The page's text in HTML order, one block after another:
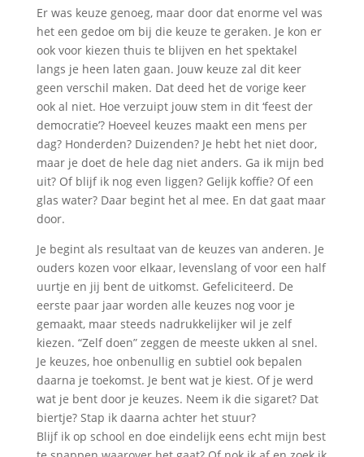
Er was keuze genoeg, maar door dat enorme vel was
het een gedoe om bij die keuze te geraken. Je kon er
ook voor kiezen thuis te blijven en het spektakel
langs je heen laten gaan. Jouw keuze zal dit keer
geen verschil maken. Dat deed het de vorige keer
ook al niet. Hoe verzuipt jouw stem in dit ‘feest der
democratie’? Hoeveel keuzes maakt een mens per
dag? Honderden? Duizenden? Je hebt het niet door,
maar je doet de hele dag niet anders. Ga ik mijn bed
uit? Of blijf ik nog even liggen? Gelijk koffie? Of een
glas water? Daar begint het al mee. En dat gaat maar
door.
Je begint als resultaat van de keuzes van anderen. Je
ouders kozen voor elkaar, levenslang of voor een half
uurtje en jij bent de uitkomst. Gefeliciteerd. De
eerste paar jaar worden alle keuzes nog voor je
gemaakt, maar steeds nadrukkelijker wil je zelf
kiezen. “Zelf doen” zeggen de meeste ukken al snel.
Je keuzes, hoe onbenullig en subtiel ook bepalen
daarna je toekomst. Je bent wat je kiest. Of je werd
wat je bent door je keuzes. Neem ik die sigaret? Dat
biertje? Stap ik daarna achter het stuur?
Blijf ik op school en doe eindelijk eens echt mijn best